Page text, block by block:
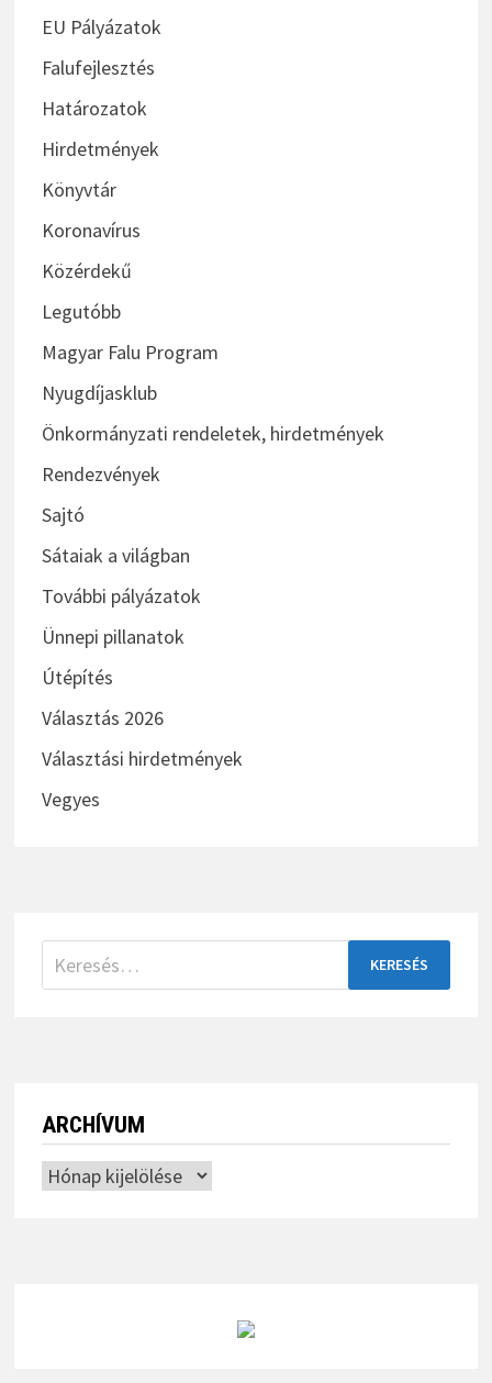
EU Pályázatok
Falufejlesztés
Határozatok
Hirdetmények
Könyvtár
Koronavírus
Közérdekű
Legutóbb
Magyar Falu Program
Nyugdíjasklub
Önkormányzati rendeletek, hirdetmények
Rendezvények
Sajtó
Sátaiak a világban
További pályázatok
Ünnepi pillanatok
Útépítés
Választás 2026
Választási hirdetmények
Vegyes
Keresés:
ARCHÍVUM
Archívum